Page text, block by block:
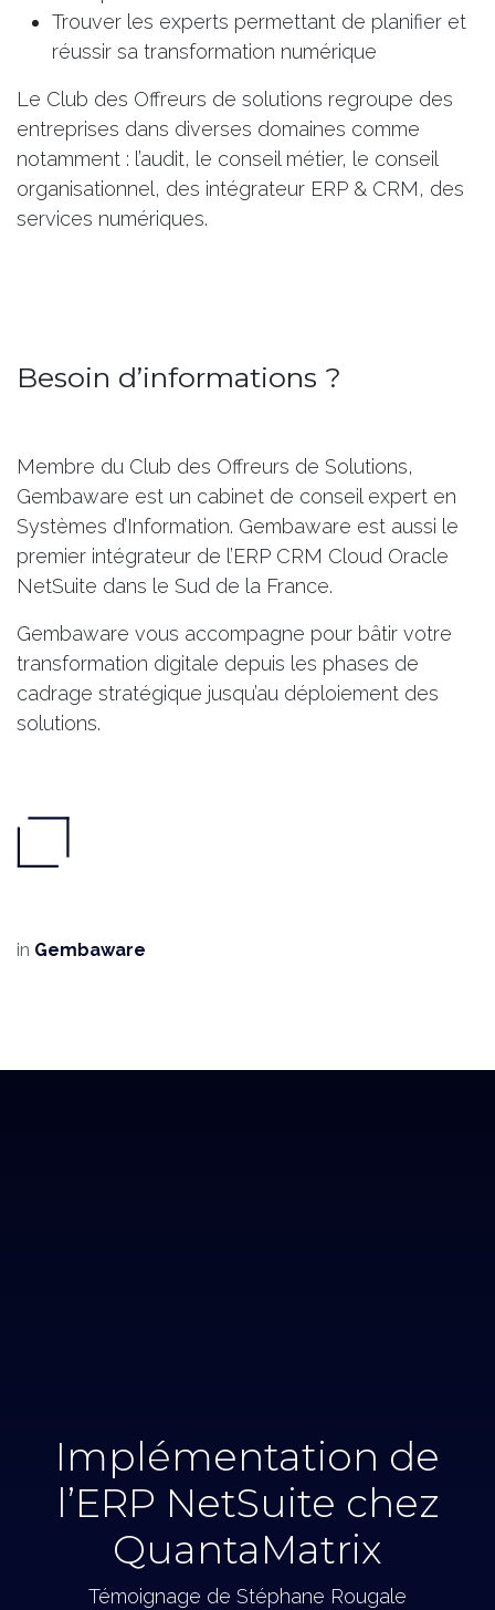
Trouver les experts permettant de planifier et
réussir sa transformation numérique
Le Club des Offreurs de solutions regroupe des
entreprises dans diverses domaines comme
notamment : l’audit, le conseil métier, le conseil
organisationnel, des intégrateur ERP & CRM, des
services numériques.
Besoin d’informations ?
Membre du Club des Offreurs de Solutions,
Gembaware est un cabinet de conseil expert en
Systèmes d’Information. Gembaware est aussi le
premier intégrateur de l’ERP CRM Cloud Oracle
NetSuite dans le Sud de la France.
Gembaware vous accompagne pour bâtir votre
transformation digitale depuis les phases de
cadrage stratégique jusqu’au déploiement des
solutions.
in Gembaware
Implémentation de
l’ERP NetSuite chez
QuantaMatrix
Témoignage de Stéphane Rougale